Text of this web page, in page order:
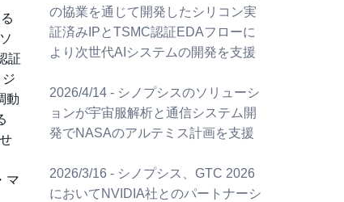
証
動
マ
の協業を通じて開発したシリコン実
証済みIPとTSMC認証EDAフローに
より次世代AIシステムの開発を支援
2026/4/14 - シノプシスのソリューシ
ョンが宇宙服解析と通信システム開
発でNASAのアルテミス計画を支援
2026/3/16 - シノプシス、GTC 2026
においてNVIDIA社とのパートナーシ